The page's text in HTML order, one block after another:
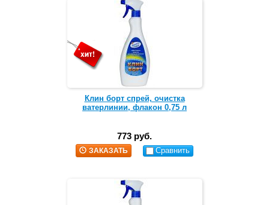
Клин борт спрей, очистка
ватерлинии, флакон 0,75 л
773 руб.
ЗАКАЗАТЬ Сравнить